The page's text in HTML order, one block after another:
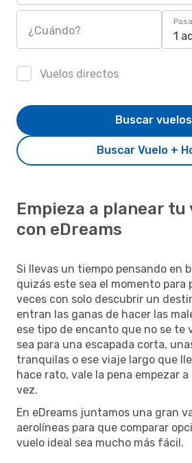
¿Cuándo? 1
Vuelos directos
Buscar Vuelo +
Buscar vuelos
Empieza a planear tu
con eDreams
Si llevas un tiempo pensando en
quizás este sea el momento para
veces con solo descubrir un
entran las ganas de hacer las
ese tipo de encanto que no se te
sea para una escapada corta,
tranquilas o ese viaje largo que
hace rato, vale la pena empezar
vez.
En eDreams juntamos una gran
aerolíneas para que comparar
vuelo ideal sea mucho más fácil.